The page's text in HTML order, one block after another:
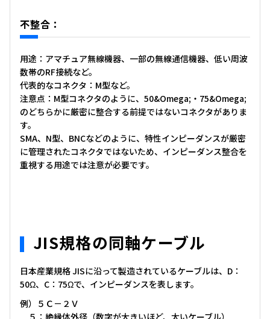
不整合：
用途：アマチュア無線機器、一部の無線通信機器、低い周波
数帯のRF接続など。
代表的なコネクタ：M型など。
注意点：M型コネクタのように、50&Omega;・75&Omega;
のどちらかに厳密に整合する前提ではないコネクタがありま
す。
SMA、N型、BNCなどのように、特性インピーダンスが厳密
に管理されたコネクタではないため、インピーダンス整合を
重視する用途では注意が必要です。
JIS規格の同軸ケーブル
日本産業規格 JISに沿って製造されているケーブルは、D：
50Ω、C：75Ωで、インピーダンスを表します。
例）５Ｃ－２Ｖ
５：絶縁体外径（数字が大きいほど、太いケーブル）